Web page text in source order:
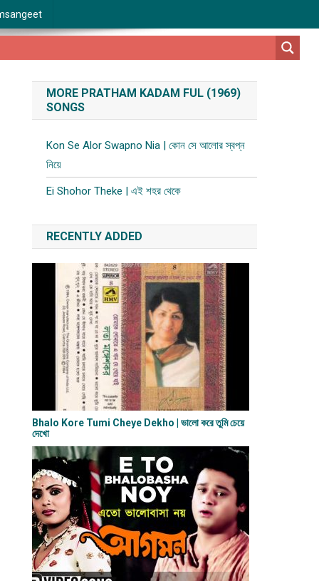
MORE PRATHAM KADAM FUL (1969)
SONGS
Kon Se Alor Swapno Nia | কোন সে আলোর স্বপ্ন
নিয়ে
Ei Shohor Theke | এই শহর থেকে
RECENTLY ADDED
Bhalo Kore Tumi Cheye Dekho | ভালো করে তুমি চেয়ে
দেখো